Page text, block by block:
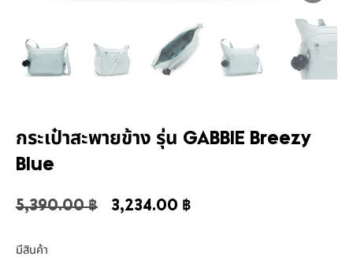
กระเป๋าสะพายข้าง รุ่น GABBIE Breezy
Blue
5,390.00฿ 3,234.00 ฿
มีสินค้า